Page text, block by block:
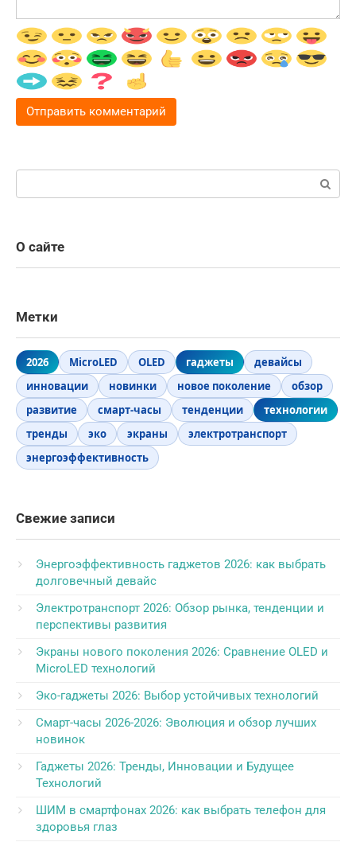
О сайте
Метки
2026 MicroLED OLED гаджеты
девайсы
инновации
новинки новое поколение
обзор
развитие
смарт-часы тенденции
технологии
тренды
эко экраны
электротранспорт
энергоэффективность
Свежие записи
Энергоэффективность гаджетов 2026: как выбрать
долговечный девайс
Электротранспорт 2026: Обзор рынка, тенденции и
перспективы развития
Экраны нового поколения 2026: Сравнение OLED и
MicroLED технологий
Эко-гаджеты 2026: Выбор устойчивых технологий
Смарт-часы 2026-2026: Эволюция и обзор лучших
новинок
Гаджеты 2026: Тренды, Инновации и Будущее
Технологий
ШИМ в смартфонах 2026: как выбрать телефон для
здоровья глаз